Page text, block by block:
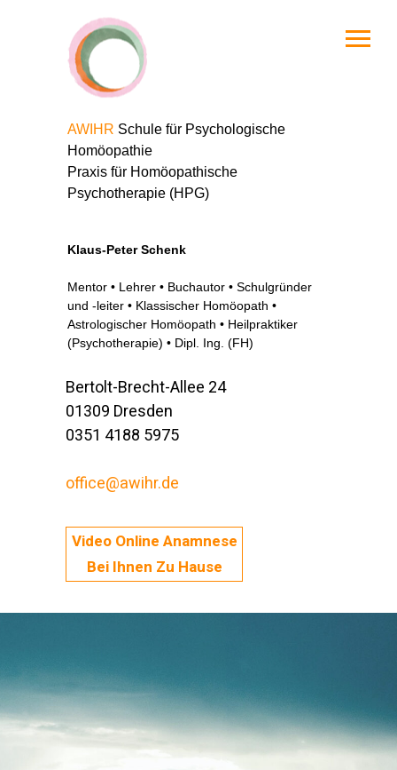
AWIHR Schule für Psychologische
Homöopathie
Praxis für Homöopathische
Psychotherapie (HPG)
Klaus-Peter Schenk
Mentor • Lehrer • Buchautor • Schulgründer
und -leiter • Klassischer Homöopath •
Astrologischer Homöopath • Heilpraktiker
(Psychotherapie) • Dipl. Ing. (FH)
Bertolt-Brecht-Allee 24
01309 Dresden
0351 4188 5975
office@awihr.de
Video Online Anamnese
Bei Ihnen Zu Hause